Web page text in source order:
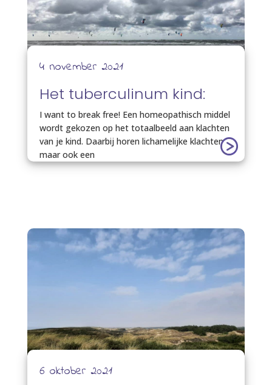
4 november 2021
Het tuberculinum kind:
I want to break free! Een homeopathisch middel
wordt gekozen op het totaalbeeld aan klachten
van je kind. Daarbij horen lichamelijke klachten,
maar ook een
6 oktober 2021